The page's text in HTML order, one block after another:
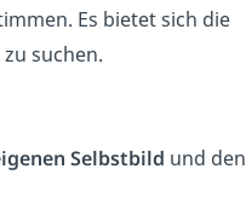
Es bietet sich die
zu suchen.
Selbstbild und den